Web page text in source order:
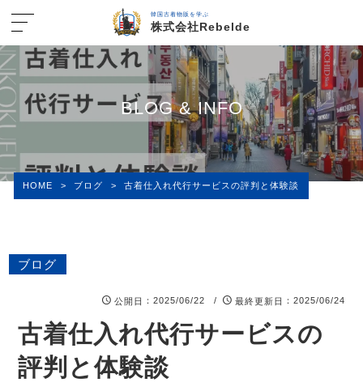
韓国古着物販を学ぶ
株式会社Rebelde
BLOG & INFO
HOME > ブログ > 古着仕入れ代行サービスの評判と体験談
ブログ
公開日 ：2025/06/22 / 最終更新日 ：2025/06/24
古着仕入れ代行サービスの
評判と体験談